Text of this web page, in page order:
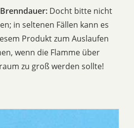
Docht bitte nicht
in seltenen Fällen kann es
Produkt zum Auslaufen
wenn die Flamme über
zu groß werden sollte!